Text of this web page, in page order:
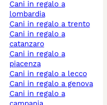
cani in regalo a
lombardia
cani in regalo a trento
cani in regalo a
catanzaro
cani in regalo a
piacenza
cani in regalo a lecco
cani in regalo a genova
cani in regalo a